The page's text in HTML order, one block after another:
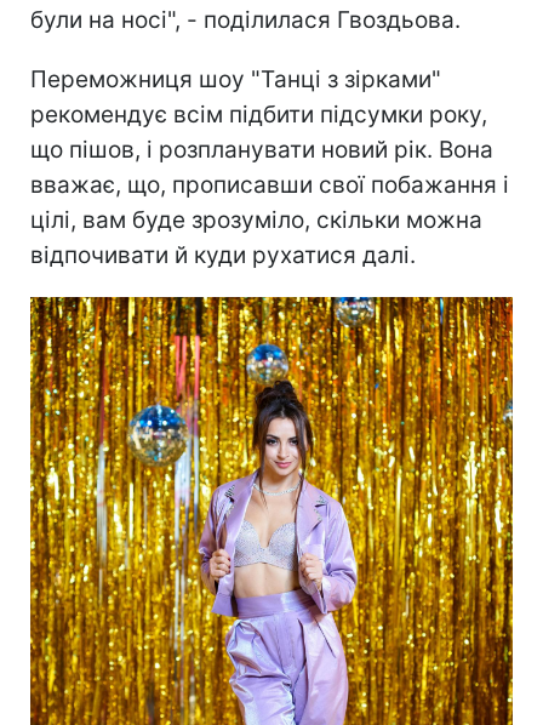
були на носі", - поділилася Гвоздьова.
Переможниця шоу "Танці з зірками"
рекомендує всім підбити підсумки року,
що пішов, і розпланувати новий рік. Вона
вважає, що, прописавши свої побажання і
цілі, вам буде зрозуміло, скільки можна
відпочивати й куди рухатися далі.